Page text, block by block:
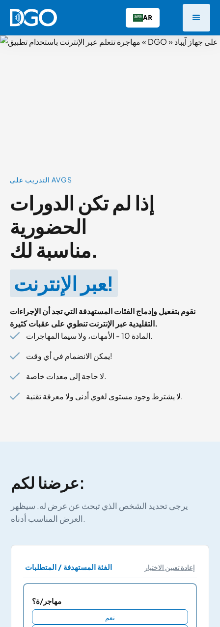
AR
التدريب على AVGS
إذا لم تكن الدورات
الحضورية
مناسبة لك.
‍عبر الإنترنت!
نقوم بتفعيل وإدماج الفئات المستهدفة التي تجد أن الإجراءات
التقليدية عبر الإنترنت تنطوي على عقبات كثيرة.
المادة 10 - الأمهات، ولا سيما المهاجرات.
يمكن الانضمام في أي وقت!
لا حاجة إلى معدات خاصة.
لا يشترط وجود مستوى لغوي أدنى ولا معرفة تقنية.
عرضنا لكم:
يرجى تحديد الشخص الذي تبحث عن عرض له. سيظهر
العرض المناسب أدناه.
الفئة المستهدفة / المتطلبات إعادة تعيين الاختيار
مهاجر/ة؟
نعم